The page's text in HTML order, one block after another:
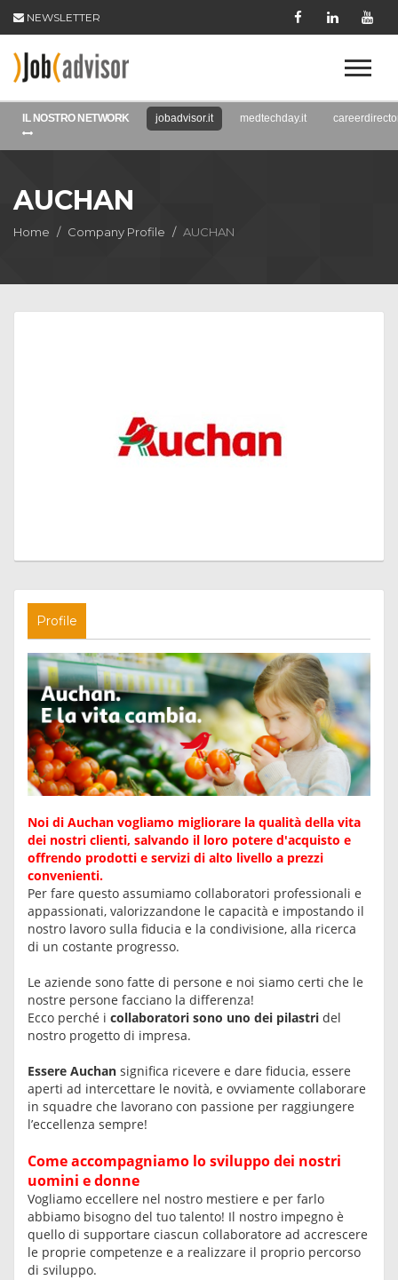
NEWSLETTER
IL NOSTRO NETWORK jobadvisor.it medtechday.it
AUCHAN
Home Company Profile AUCHAN
Profile
Noi di Auchan vogliamo migliorare la qualità della vita
dei nostri clienti, salvando il loro potere d'acquisto e
offrendo prodotti e servizi di alto livello a prezzi
convenienti.
Per fare questo assumiamo collaboratori professionali e
appassionati, valorizzandone le capacità e impostando il
nostro lavoro sulla fiducia e la condivisione, alla ricerca
di un costante progresso.
Le aziende sono fatte di persone e noi siamo certi che le
nostre persone facciano la differenza!
Ecco perché i collaboratori sono uno dei pilastri del
nostro progetto di impresa.
Essere Auchan significa ricevere e dare fiducia, essere
aperti ad intercettare le novità, e ovviamente collaborare
in squadre che lavorano con passione per raggiungere
l’eccellenza sempre!
Come accompagniamo lo sviluppo dei nostri
uomini e donne
Vogliamo eccellere nel nostro mestiere e per farlo
abbiamo bisogno del tuo talento! Il nostro impegno è
quello di supportare ciascun collaboratore ad accrescere
le proprie competenze e a realizzare il proprio percorso
di sviluppo.